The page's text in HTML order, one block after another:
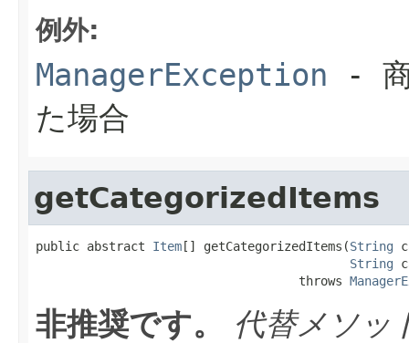
例外:
ManagerException - 商
た場合
getCategorizedItems
public abstract Item[] getCategorizedItems(String
String
                                    throws
非推奨です。
代替メソッ